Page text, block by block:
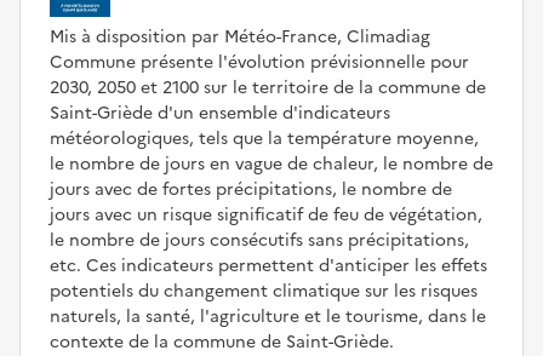
Mis à disposition par Météo-France, Climadiag
Commune présente l'évolution prévisionnelle pour
2030, 2050 et 2100 sur le territoire de la commune de
Saint-Griède d'un ensemble d'indicateurs
météorologiques, tels que la température moyenne,
le nombre de jours en vague de chaleur, le nombre de
jours avec de fortes précipitations, le nombre de
jours avec un risque significatif de feu de végétation,
le nombre de jours consécutifs sans précipitations,
etc. Ces indicateurs permettent d'anticiper les effets
potentiels du changement climatique sur les risques
naturels, la santé, l'agriculture et le tourisme, dans le
contexte de la commune de Saint-Griède.